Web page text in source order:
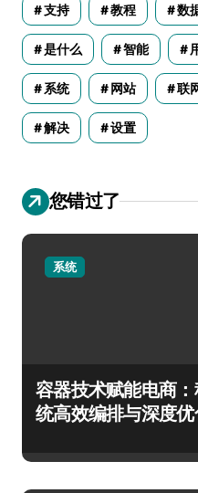
支持 教程 数
是什么 智能
系统 网站 联
解决 设置
您错过了
系统
容器技术赋能电商
统高效编排与深度